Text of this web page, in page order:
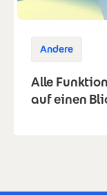
Andere
Alle
auf einen